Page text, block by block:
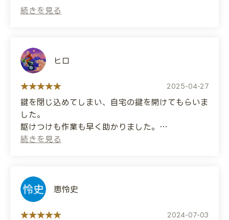
to bring it to the store. When I contacted
you, they came to the site for the same price
カードキーの鍵でしたが、ものの30分くらいで開
もっと単純な鍵ならもう少し安くすみそうでした！
福岡で鍵で困っている方いましたら鍵当番さんがお
すすめです😀
(Translated by Google)
I was in a panic because I'd locked my keys
inside my house, but they came to my
rescue!!
30 minutes.
ヒロ
2025-04-27
鍵を閉じ込めてしまい、自宅の鍵を開けてもらいま
した。
駆けつけも作業も早く助かりました。
door for me.
They arrived quickly and worked quickly,
which was very helpful.
恵怜史
2024-07-03